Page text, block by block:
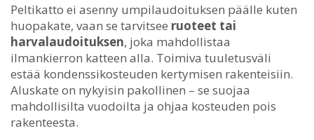
Peltikatto ei asenny umpilaudoituksen päälle kuten
huopakate, vaan se tarvitsee ruoteet tai
harvalaudoituksen, joka mahdollistaa
ilmankierron katteen alla. Toimiva tuuletusväli
estää kondenssikosteuden kertymisen rakenteisiin.
Aluskate on nykyisin pakollinen – se suojaa
mahdollisilta vuodoilta ja ohjaa kosteuden pois
rakenteesta.